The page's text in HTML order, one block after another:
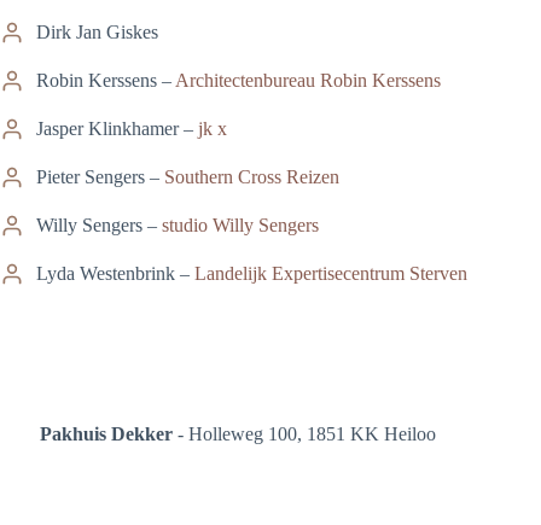
Dirk Jan Giskes
Robin Kerssens – Architectenbureau Robin Kerssens
Jasper Klinkhamer – jk x
Pieter Sengers – Southern Cross Reizen
Willy Sengers – studio Willy Sengers
Lyda Westenbrink – Landelijk Expertisecentrum Sterven
Pakhuis Dekker - Holleweg 100, 1851 KK Heiloo